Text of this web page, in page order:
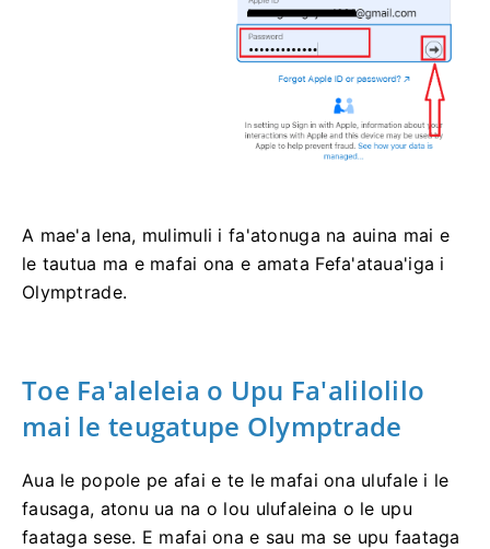
A mae'a lena, mulimuli i fa'atonuga na auina mai e
le tautua ma e mafai ona e amata Fefa'ataua'iga i
Olymptrade.
Toe Fa'aleleia o Upu Fa'alilolilo
mai le teugatupe Olymptrade
Aua le popole pe afai e te le mafai ona ulufale i le
fausaga, atonu ua na o lou ulufaleina o le upu
faataga sese. E mafai ona e sau ma se upu faataga